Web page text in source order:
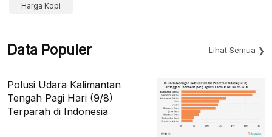
Harga Kopi
Data Populer Lihat Semua
Polusi Udara Kalimantan
Tengah Pagi Hari (9/8)
Terparah di Indonesia